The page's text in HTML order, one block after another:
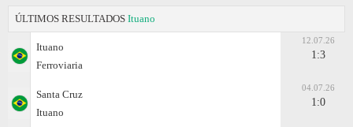
ÚLTIMOS RESULTADOS Ituano
Ituano
Ferroviaria
12.07.26
1:3
Santa Cruz
Ituano
04.07.26
1:0